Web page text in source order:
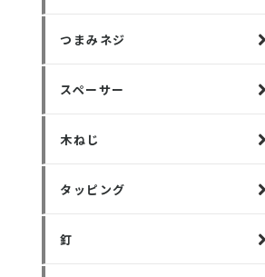
つまみネジ
スペーサー
木ねじ
タッピング
釘